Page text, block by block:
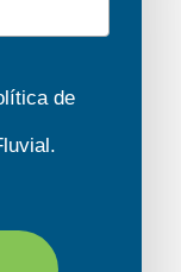
cuadros
en su
está
de